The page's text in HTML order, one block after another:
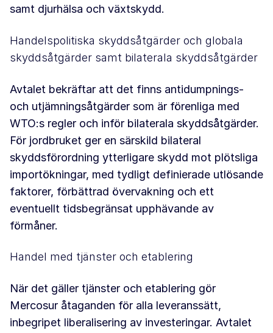
samt djurhälsa och växtskydd.
Handelspolitiska skyddsåtgärder och globala
skyddsåtgärder samt bilaterala skyddsåtgärder
Avtalet bekräftar att det finns antidumpnings-
och utjämningsåtgärder som är förenliga med
WTO:s regler och inför bilaterala skyddsåtgärder.
För jordbruket ger en särskild bilateral
skyddsförordning ytterligare skydd mot plötsliga
importökningar, med tydligt definierade utlösande
faktorer, förbättrad övervakning och ett
eventuellt tidsbegränsat upphävande av
förmåner.
Handel med tjänster och etablering
När det gäller tjänster och etablering gör
Mercosur åtaganden för alla leveranssätt,
inbegripet liberalisering av investeringar. Avtalet